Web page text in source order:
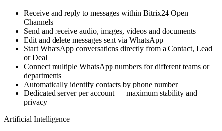
Receive and reply to messages within Bitrix24 Open
Channels
Send and receive audio, images, videos and documents
Edit and delete messages sent via WhatsApp
Start WhatsApp conversations directly from a Contact, Lead
or Deal
Connect multiple WhatsApp numbers for different teams or
departments
Automatically identify contacts by phone number
Dedicated server per account — maximum stability and
privacy
Artificial Intelligence